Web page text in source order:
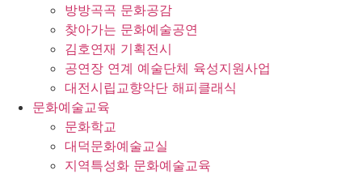
방방곡곡 문화공감
찾아가는 문화예술공연
김호연재 기획전시
공연장 연계 예술단체 육성지원사업
대전시립교향악단 해피클래식
문화예술교육
문화학교
대덕문화예술교실
지역특성화 문화예술교육